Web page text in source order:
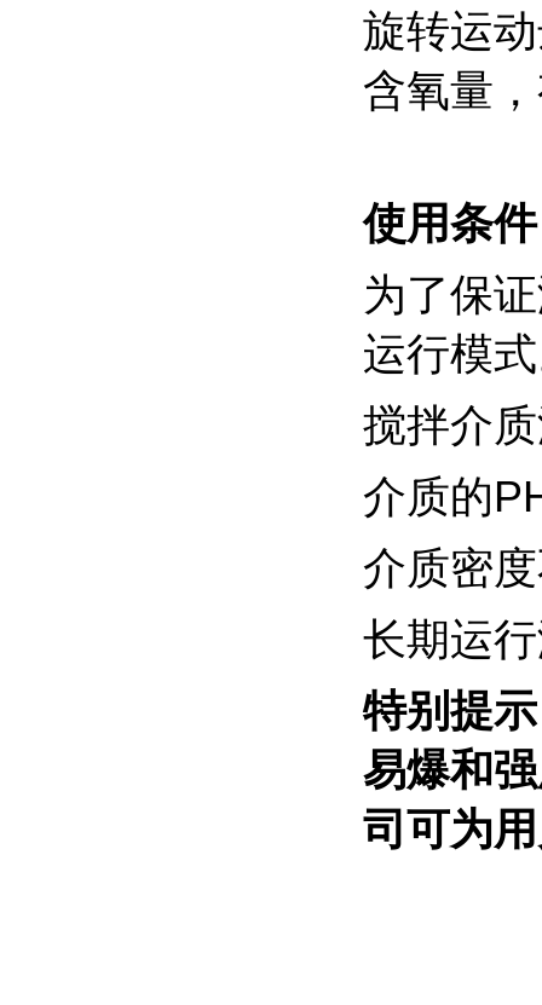
旋转运
含氧量
使用条
为了保
运行模
搅拌介
介质的
介质密
长期运
特别提
易爆和
司可为